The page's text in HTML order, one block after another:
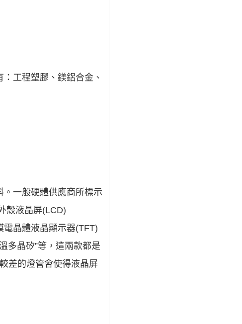
工程塑膠、鎂鋁合金、
一般硬體供應商所標示
殼液晶屏(LCD)
晶體液晶顯示器(TFT)
多晶矽”等，這兩款都是
差的燈管會使得液晶屏